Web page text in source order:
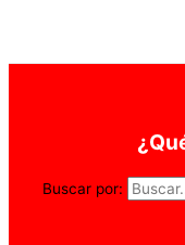
Buscar por: